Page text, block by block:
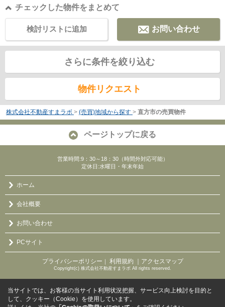
チェックした物件をまとめて
お問い合わせ
検討リストに追加
さらに条件を絞り込む
物件リクエスト
株式会社不動産すまラボ > (売買)地域から探す > 直方市の売買物件
ページトップに戻る
営業時間:9：30～18：30（時間外対応可能）
定休日:水曜日・年末年始
ホーム
会社概要
お問い合わせ
PCサイト
プライバシーポリシー ｜ 利用規約 ｜アクセスマップ
Copyright(c) 株式会社不動産すまラボ All rights reserved.
当サイトでは、お客様の当サイト利用状況把握、サービス向上検討を目的と
して、クッキー（Cookie）を使用しています。